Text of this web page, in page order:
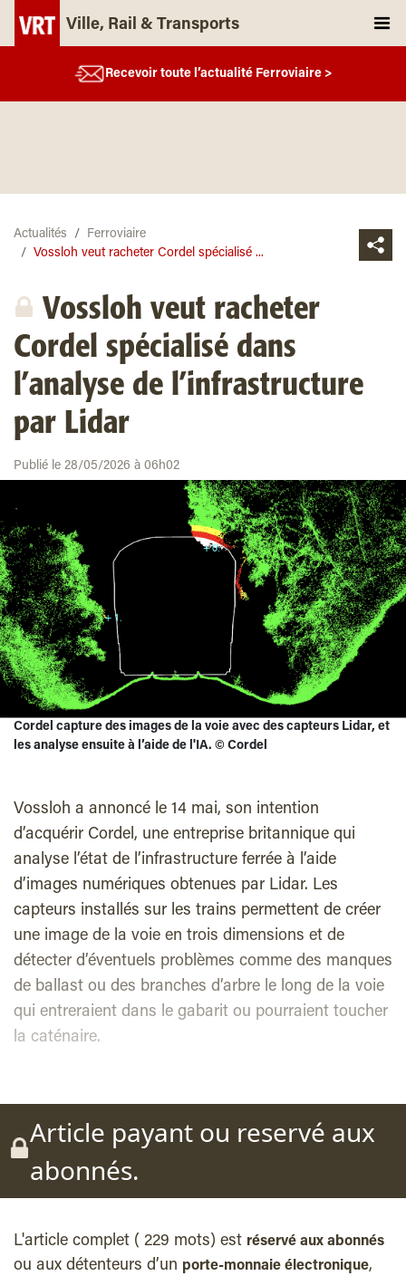
Ville, Rail & Transports
Recevoir toute l’actualité Ferroviaire >
Actualités
Ferroviaire
Vossloh veut racheter Cordel spécialisé ...
Vossloh veut racheter
Cordel spécialisé dans
l’analyse de l’infrastructure
par Lidar
Publié le 28/05/2026 à 06h02
Cordel capture des images de la voie avec des capteurs Lidar, et
les analyse ensuite à l’aide de l'IA. © Cordel
Vossloh a annoncé le 14 mai, son intention
d’acquérir Cordel, une entreprise britannique qui
analyse l’état de l’infrastructure ferrée à l’aide
d’images numériques obtenues par Lidar. Les
capteurs installés sur les trains permettent de créer
une image de la voie en trois dimensions et de
détecter d’éventuels problèmes comme des manques
de ballast ou des branches d’arbre le long de la voie
qui entreraient dans le gabarit ou pourraient toucher
la caténaire.
Article payant ou reservé aux
abonnés.
L'article complet ( 229 mots) est réservé aux abonnés
ou aux détenteurs d’un porte-monnaie électronique,